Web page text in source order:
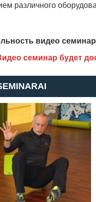
различного
видео
семинар будет